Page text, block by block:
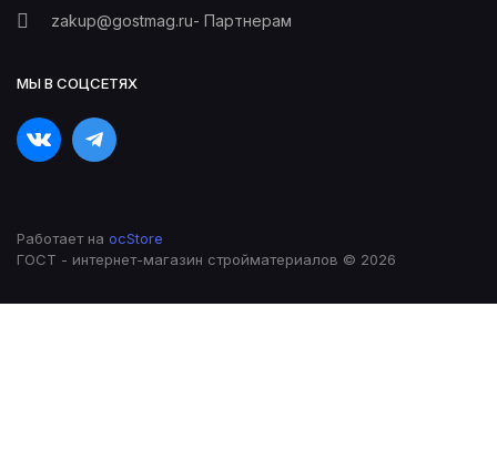
zakup@gostmag.ru- Партнерам
МЫ В СОЦСЕТЯХ
Работает на ocStore
ГОСТ - интернет-магазин стройматериалов © 2026